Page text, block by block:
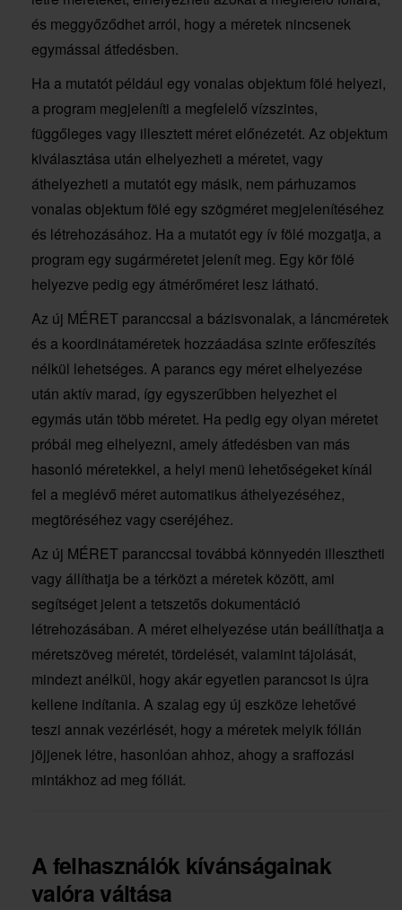
és meggyőződhet arról, hogy a méretek nincsenek
egymással átfedésben.
Ha a mutatót például egy vonalas objektum fölé helyezi,
a program megjeleníti a megfelelő vízszintes,
függőleges vagy illesztett méret előnézetét. Az objektum
kiválasztása után elhelyezheti a méretet, vagy
áthelyezheti a mutatót egy másik, nem párhuzamos
vonalas objektum fölé egy szögméret megjelenítéséhez
és létrehozásához. Ha a mutatót egy ív fölé mozgatja, a
program egy sugárméretet jelenít meg. Egy kör fölé
helyezve pedig egy átmérőméret lesz látható.
Az új MÉRET paranccsal a bázisvonalak, a láncméretek
és a koordinátaméretek hozzáadása szinte erőfeszítés
nélkül lehetséges. A parancs egy méret elhelyezése
után aktív marad, így egyszerűbben helyezhet el
egymás után több méretet. Ha pedig egy olyan méretet
próbál meg elhelyezni, amely átfedésben van más
hasonló méretekkel, a helyi menü lehetőségeket kínál
fel a meglévő méret automatikus áthelyezéséhez,
megtöréséhez vagy cseréjéhez.
Az új MÉRET paranccsal továbbá könnyedén illesztheti
vagy állíthatja be a térközt a méretek között, ami
segítséget jelent a tetszetős dokumentáció
létrehozásában. A méret elhelyezése után beállíthatja a
méretszöveg méretét, tördelését, valamint tájolását,
mindezt anélkül, hogy akár egyetlen parancsot is újra
kellene indítania. A szalag egy új eszköze lehetővé
teszi annak vezérlését, hogy a méretek melyik fólián
jöjjenek létre, hasonlóan ahhoz, ahogy a sraffozási
mintákhoz ad meg fóliát.
A felhasználók kívánságainak
valóra váltása